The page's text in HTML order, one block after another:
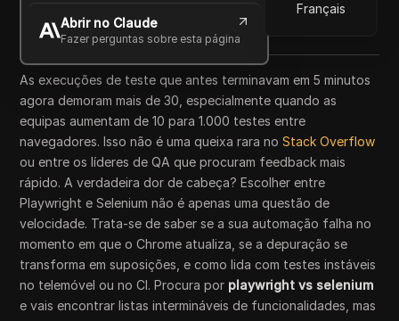
Français
Abrir no Claude
Fazer perguntas sobre esta página
Copy Link
As execuções de teste que antes terminavam em 5 minutos
agora demoram mais de 30, especialmente quando as
equipas aumentam de 10 para 1.000 testes entre
navegadores. Isso não é uma queixa rara noStack Overflow
ou entre os líderes de QA que procuram feedback mais
rápido. A verdadeira dor de cabeça? Escolher entre
Playwright e Selenium não é apenas uma questão de
velocidade. Trata-se de saber se a sua automação falha no
momento em que o Chrome atualiza, se a depuração se
transforma em suposições, e como lida com testes instáveis
no telemóvel ou no CI. Procura por playwright vs selenium
e vais encontrar listas intermináveis de funcionalidades, mas